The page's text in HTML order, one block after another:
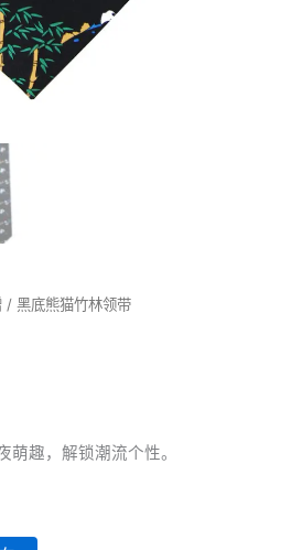
/ 黑底熊猫竹林领带
萌趣，解锁潮流个性。